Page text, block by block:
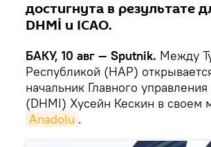
достигнута в результате
DHMİ и ICAO.
БАКУ, 10 авг — Sputnik. Между
Республикой (НАР)
начальник Главного
(DHMI) Хусейн Кескин в своем
Anadolu .